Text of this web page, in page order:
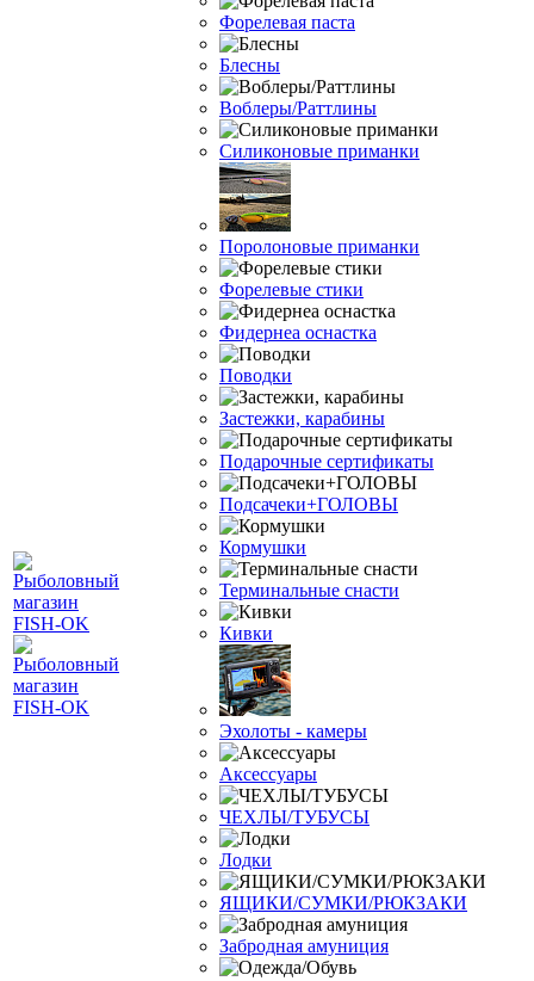
Форелевая паста
Блесны
Воблеры/Раттлины
Силиконовые приманки
Поролоновые приманки
Форелевые стики
Фидернеа оснастка
Поводки
Застежки, карабины
Подарочные сертификаты
Подсачеки+ГОЛОВЫ
Кормушки
Терминальные снасти
Кивки
Эхолоты - камеры
Аксессуары
ЧЕХЛЫ/ТУБУСЫ
Лодки
ЯЩИКИ/СУМКИ/РЮКЗАКИ
Забродная амуниция